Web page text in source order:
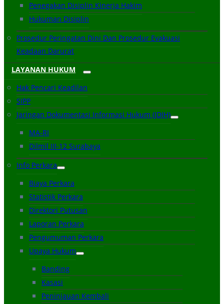
Penegakan Disiplin Kinerja Hakim
Hukuman Disiplin
Prosedur Peringatan Dini Dan Prosedur Evakuasi
Keadaan Darurat
LAYANAN HUKUM
Hak Pencari Keadilan
SIPP
Jaringan Dokumentasi Informasi Hukum (JDIH)
MA-RI
Dilmil III-12 Surabaya
Info Perkara
Biaya Perkara
Statistik Perkara
Direktori Putusan
Laporan Perkara
Pengumuman Perkara
Upaya Hukum
Banding
Kasasi
Peninjauan Kembali